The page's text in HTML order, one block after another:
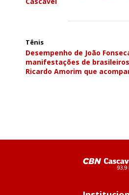
Tênis
Desempenho de João
manifestações de
Ricardo Amorim que